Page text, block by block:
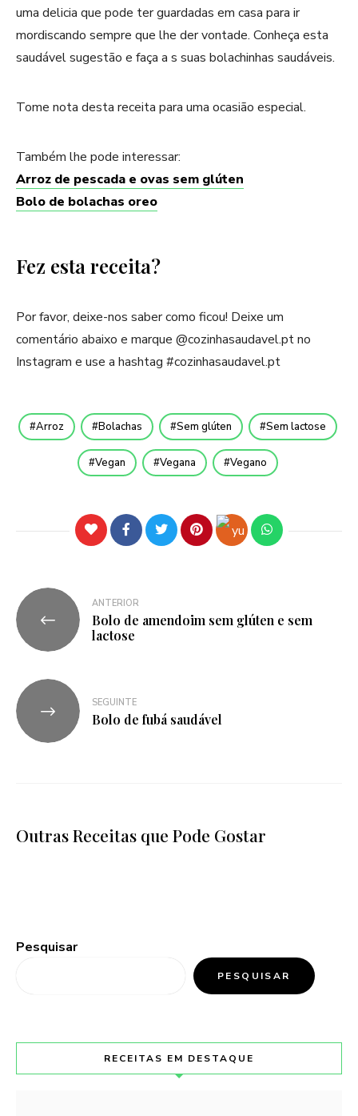
uma delicia que pode ter guardadas em casa para ir
mordiscando sempre que lhe der vontade. Conheça esta
saudável sugestão e faça a s suas bolachinhas saudáveis.
Tome nota desta receita para uma ocasião especial.
Também lhe pode interessar:
Arroz de pescada e ovas sem glúten
Bolo de bolachas oreo
Fez esta receita?
Por favor, deixe-nos saber como ficou! Deixe um
comentário abaixo e marque @cozinhasaudavel.pt no
Instagram e use a hashtag #cozinhasaudavel.pt
Arroz Bolachas Sem glúten Sem lactose
Vegan Vegana Vegano
ANTERIOR
Bolo de amendoim sem glúten e sem
lactose
SEGUINTE
Bolo de fubá saudável
Outras Receitas que Pode Gostar
Pesquisar
PESQUISAR
RECEITAS EM DESTAQUE